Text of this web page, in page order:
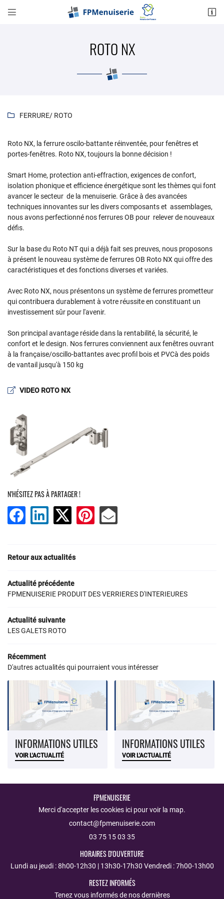

ACCUEIL
SERVICES
AVIS
ACTUALITÉS

4 Rue de Rainvillers
 Adresse email de réception
 Recopier le code ci-contre
En cochant cette case, vous consentez à recevoir nos propositions commerciales à
Inscription
ROTO NX
 FERRURE/ ROTO
Roto NX, la ferrure oscilo-battante réinventée, pour fenêtres et
portes-fenêtres. Roto NX, toujours la bonne décision !
Smart Home, protection anti-effraction, exigences de confort,
isolation phonique et efficience énergétique sont les thèmes qui font
avancer le secteur de la menuiserie. Grâce à des avancées
techniques innovantes sur les divers composants et assemblages,
nous avons perfectionné nos ferrures OB pour relever de nouveaux
défis.
Sur la base du Roto NT qui a déjà fait ses preuves, nous proposons
à présent le nouveau système de ferrures OB Roto NX qui offre des
caractéristiques et des fonctions diverses et variées.
Avec Roto NX, nous présentons un système de ferrures prometteur
qui contribuera durablement à votre réussite en constituant un
investissement sûr pour l'avenir.
Son principal avantage réside dans la rentabilité, la sécurité, le
confort et le design. Nos ferrures conviennent aux fenêtres ouvrant
à la française/oscillo-battantes avec profil bois et PVCà des poids
de vantail jusqu'à 150 kg
VIDEO ROTO NX
N'HÉSITEZ PAS À PARTAGER !
Retour aux actualités
Actualité précédente
FPMENUISERIE PRODUIT DES VERRIERES D'INTERIEURES
Actualité suivante
LES GALETS ROTO
Récemment
D'autres actualités qui pourraient vous intéresser
INFORMATIONS UTILES
VOIR L'ACTUALITÉ
INFORMATIONS UTILES
VOIR L'ACTUALITÉ
FPMENUISERIE
Merci d'accepter les cookies ici pour voir la map.
03 75 15 03 35
HORAIRES D'OUVERTURE
Lundi au jeudi : 8h00-12h30 | 13h30-17h30 Vendredi : 7h00-13h00
RESTEZ INFORMÉS
Tenez vous informés de nos dernières